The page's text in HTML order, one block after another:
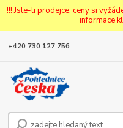
!!! Jste-li prodejce, ceny si
informace
+420 730 127 756